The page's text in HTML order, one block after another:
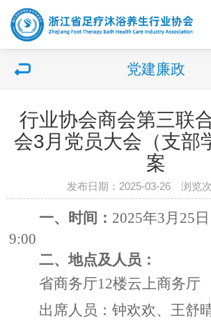
党建廉政
行业协会商会第三联
会3月党员大会（支部
案
发布日期：2025-03-26 浏览次
一、时间： 2025年3月 25
9:00
二、地点及人员：
省商务厅12楼云上商务厅
出席人员：钟欢欢、王舒